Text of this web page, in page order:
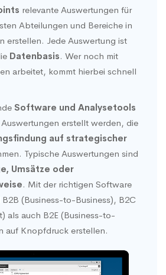
relevante Auswertungen für
Abteilungen und Bereiche in
erstellen. Jede Auswertung ist
Datenbasis. Wer noch mit
arbeitet, kommt hierbei schnell
Software und Analysetools
erstellt werden, die
auf strategischer
Typische Auswertungen sind
Umsätze oder
. Mit der richtigen Software
(Business-to-Business), B2C
als auch B2E (Business-to-
auf Knopfdruck erstellen.